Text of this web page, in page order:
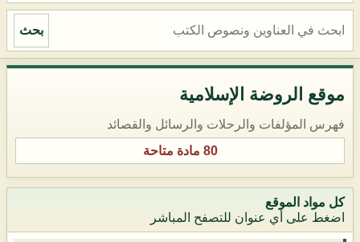
بحث
موقع الروضة الإسلامية
فهرس المؤلفات والرحلات والرسائل والقصائد
80 مادة متاحة
كل مواد الموقع
اضغط على أي عنوان للتصفح المباشر